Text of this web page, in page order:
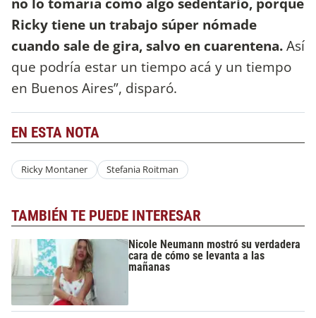
Ricky tiene un trabajo súper nómade
cuando sale de gira, salvo en cuarentena.Así
que podría estar un tiempo acá y un tiempo
en Buenos Aires”, disparó.
EN ESTA NOTA
Ricky Montaner Stefania Roitman
TAMBIÉN TE PUEDE INTERESAR
Nicole Neumann mostró su verdadera
cara de cómo se levanta a las
mañanas